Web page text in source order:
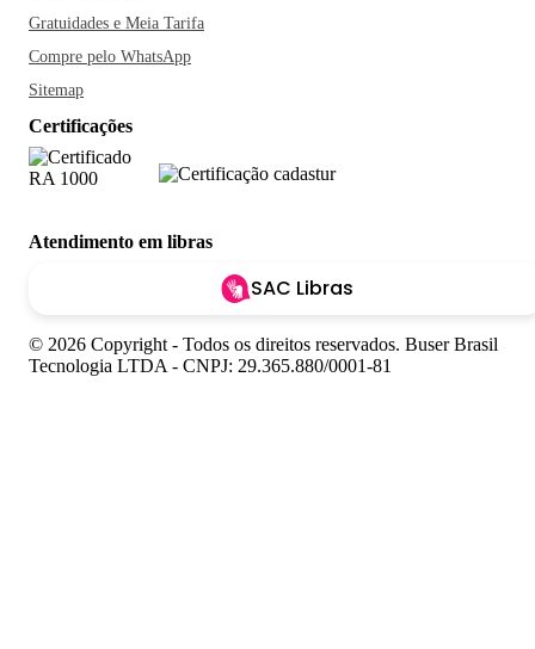
Gratuidades e Meia Tarifa
Compre pelo WhatsApp
Sitemap
Certificações
Atendimento em libras
SAC Libras
© 2026 Copyright - Todos os direitos reservados. Buser Brasil
Tecnologia LTDA - CNPJ: 29.365.880/0001-81